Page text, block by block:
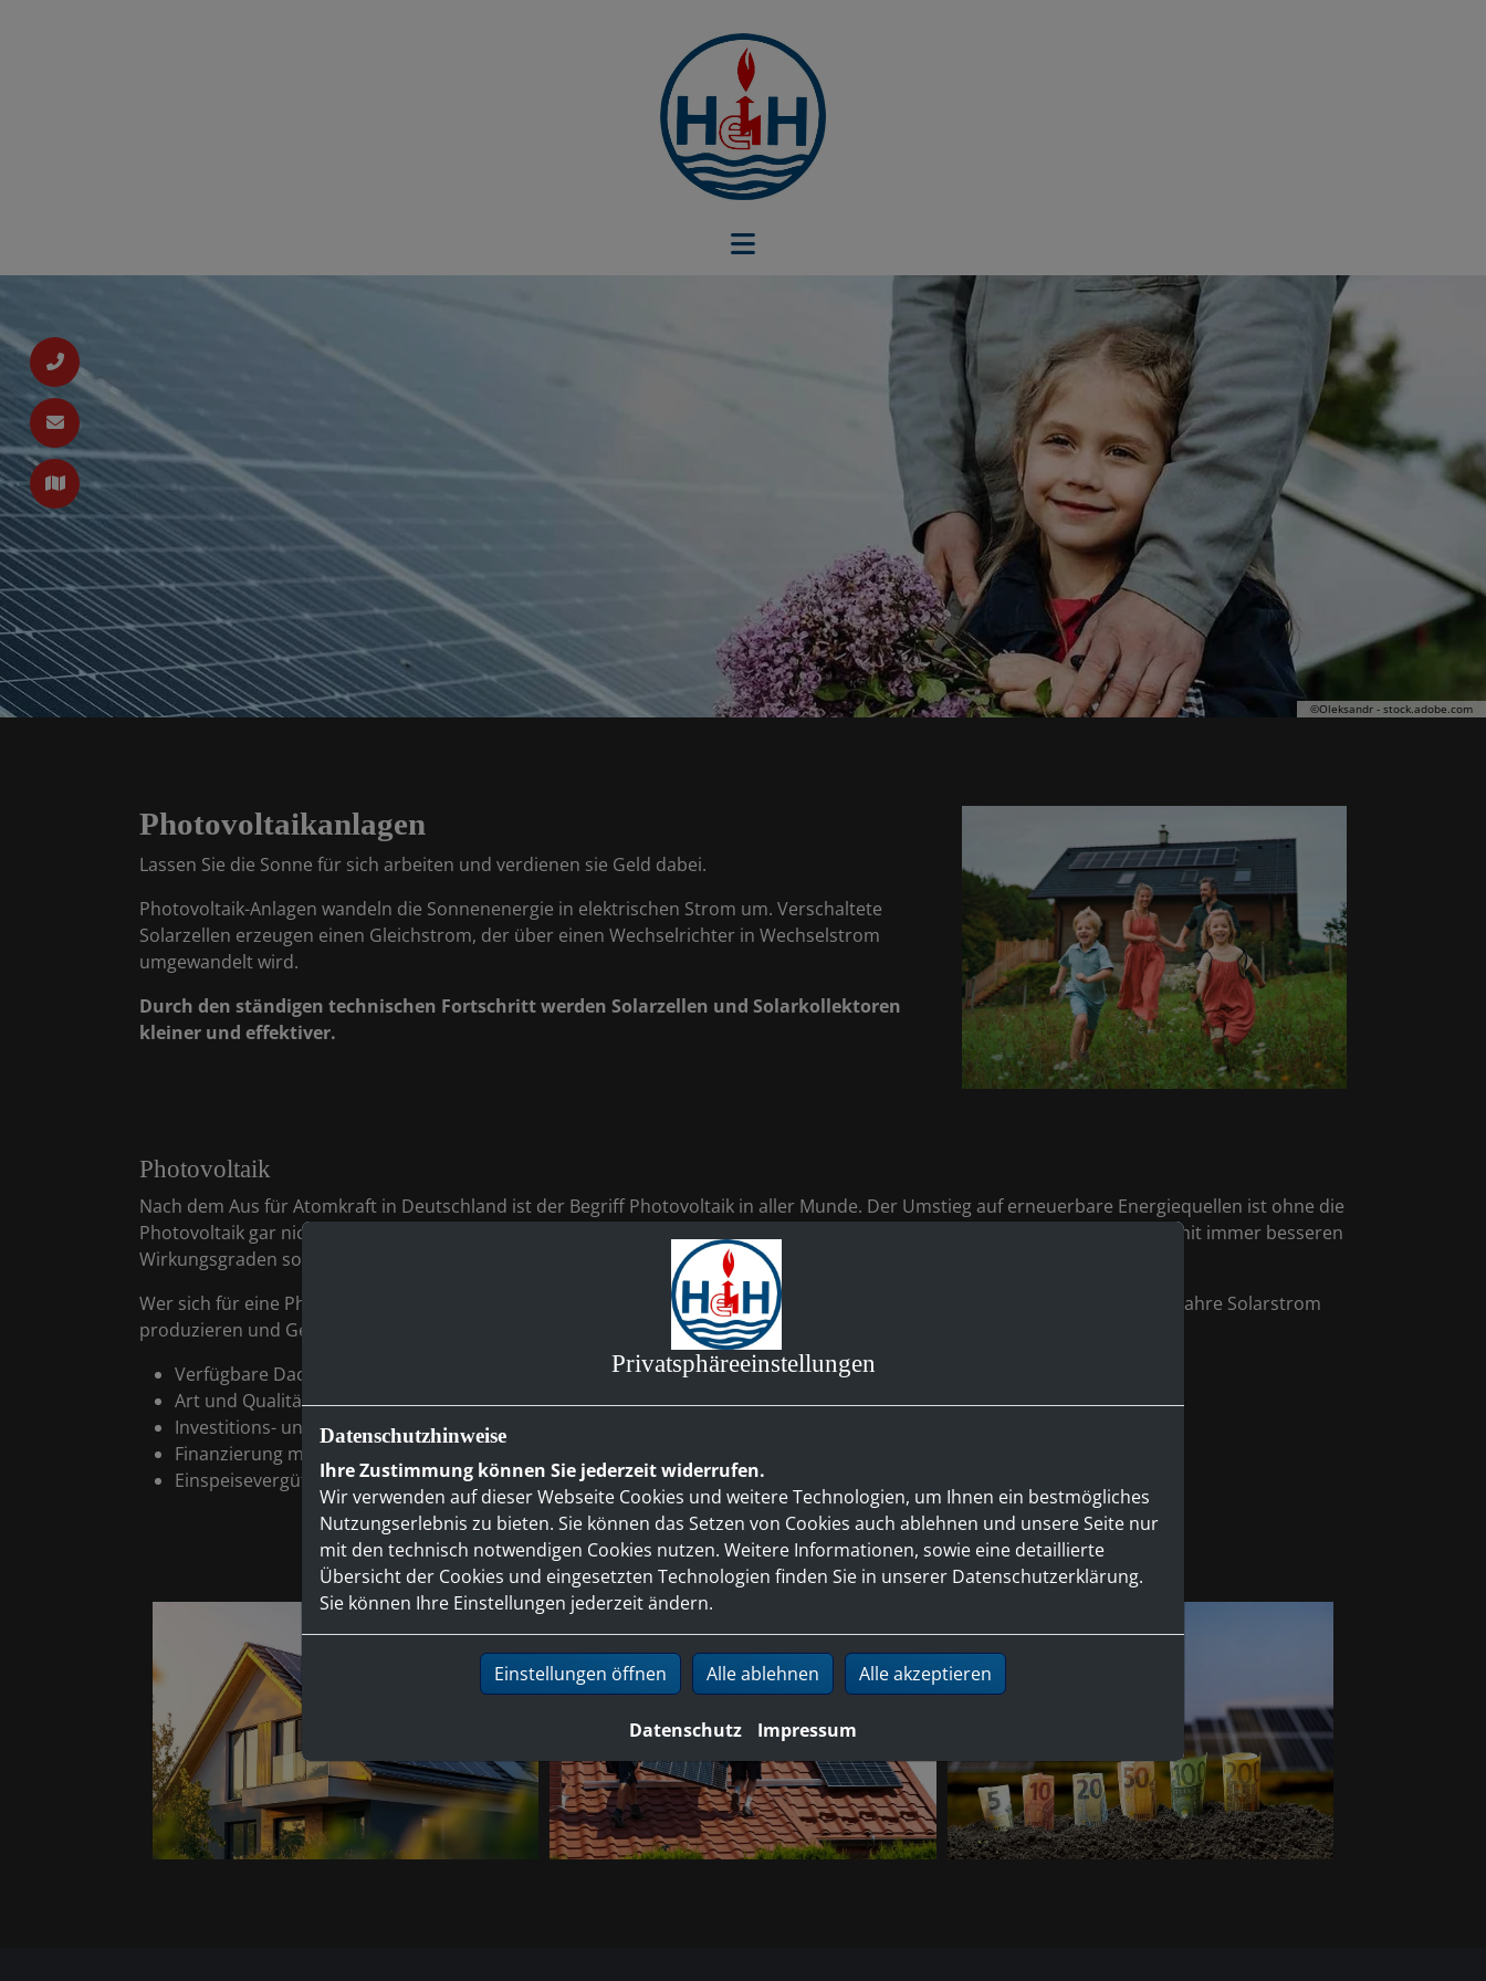
©Oleksandr - stock.adobe.com
Photovoltaikanlagen
Lassen Sie die Sonne für sich arbeiten und verdienen sie Geld dabei.
Photovoltaik-Anlagen wandeln die Sonnenenergie in elektrischen Strom um. Verschaltete
Solarzellen erzeugen einen Gleichstrom, der über einen Wechselrichter in Wechselstrom
umgewandelt wird.
Durch den ständigen technischen Fortschritt werden Solarzellen und Solarkollektoren
kleiner und effektiver.
Photovoltaik
Nach dem Aus für Atomkraft in Deutschland ist der Begriff Photovoltaik in aller Munde. Der Umstieg auf erneuerbare Energiequellen ist ohne die
Photovoltaik gar nicht denkbar. Es ist eine Technik, die Sonnenenergie in Strom verwandelt. Leistungsoptimierte Solarzellen mit immer besseren
Wirkungsgraden sorgen dafür, dass sich die Nutzung der Solarenergie auch in Deutschland lohnt.
Wer sich für eine Photovoltaikanlage entscheidet, sollte vorab einige Fragen klären. Schließlich soll die Anlage mindestens 20 Jahre Solarstrom
produzieren und Gewinne erwirtschaften. Folgende Punkte müssen bei der Planung berücksichtigt werden:
Verfügbare Dachfläche, Ausrichtung und Neigung
Art und Qualität der Photovoltaikmodule
Investitions- und Betriebskosten
Finanzierung mit Eigen- oder Fremdmitteln
Einspeisevergütung und sonstige Fördermittel
Vereinbaren Sie einen Termin mit uns. Gerne beraten wir Sie umfassend!
Privatsphäre­einstellungen
Datenschutzhinweise
Ihre Zustimmung können Sie jederzeit widerrufen.
Wir verwenden auf dieser Webseite Cookies und weitere Technologien, um Ihnen ein bestmögliches
Nutzungserlebnis zu bieten. Sie können das Setzen von Cookies auch ablehnen und unsere Seite nur
mit den technisch notwendigen Cookies nutzen. Weitere Informationen, sowie eine detaillierte
Übersicht der Cookies und eingesetzten Technologien finden Sie in unserer Datenschutzerklärung.
Sie können Ihre Einstellungen jederzeit ändern.
Einstellungen öffnen Alle ablehnen Alle akzeptieren
Datenschutz Impressum